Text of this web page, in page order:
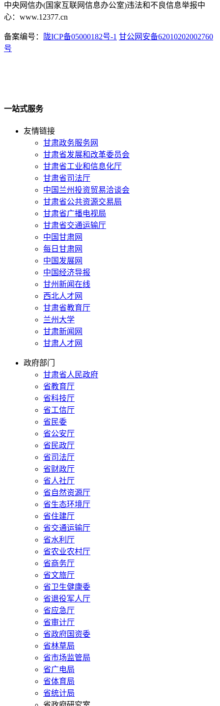
中央网信办(国家互联网信息办公室)违法和不良信息举报中
心：www.12377.cn
备案编号： 陇ICP备05000182号-1 甘公网安备62010202002760
号
一站式服务
友情链接
甘肃政务服务网
甘肃省发展和改革委员会
甘肃省工业和信息化厅
甘肃省司法厅
中国兰州投资贸易洽谈会
甘肃省公共资源交易局
甘肃省广播电视局
甘肃省交通运输厅
中国甘肃网
每日甘肃网
中国发展网
中国经济导报
甘州新闻在线
西北人才网
甘肃省教育厅
兰州大学
甘肃新闻网
甘肃人才网
政府部门
甘肃省人民政府
省教育厅
省科技厅
省工信厅
省民委
省公安厅
省民政厅
省司法厅
省财政厅
省人社厅
省自然资源厅
省生态环境厅
省住建厅
省交通运输厅
省水利厅
省农业农村厅
省商务厅
省文旅厅
省卫生健康委
省退役军人厅
省应急厅
省审计厅
省政府国资委
省林草局
省市场监管局
省广电局
省体育局
省统计局